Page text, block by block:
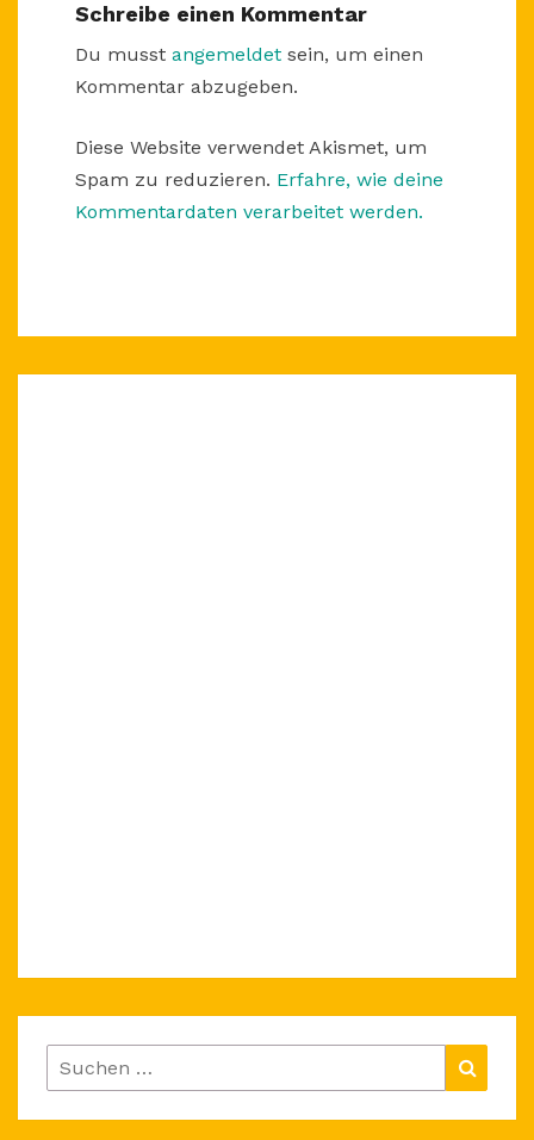
Schreibe einen Kommentar
Du musst angemeldet sein, um einen
Kommentar abzugeben.
Diese Website verwendet Akismet, um
Spam zu reduzieren. Erfahre, wie deine
Kommentardaten verarbeitet werden.
Suchen
nach: